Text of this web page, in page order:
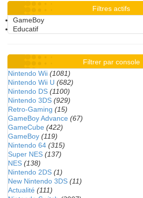
Filtres actifs
GameBoy
Educatif
Filtrer par console
Nintendo Wii (1081)
Nintendo Wii U (682)
Nintendo DS (1100)
Nintendo 3DS (929)
Retro-Gaming (15)
GameBoy Advance (67)
GameCube (422)
GameBoy (119)
Nintendo 64 (315)
Super NES (137)
NES (138)
Nintendo 2DS (1)
New Nintendo 3DS (11)
Actualité (111)